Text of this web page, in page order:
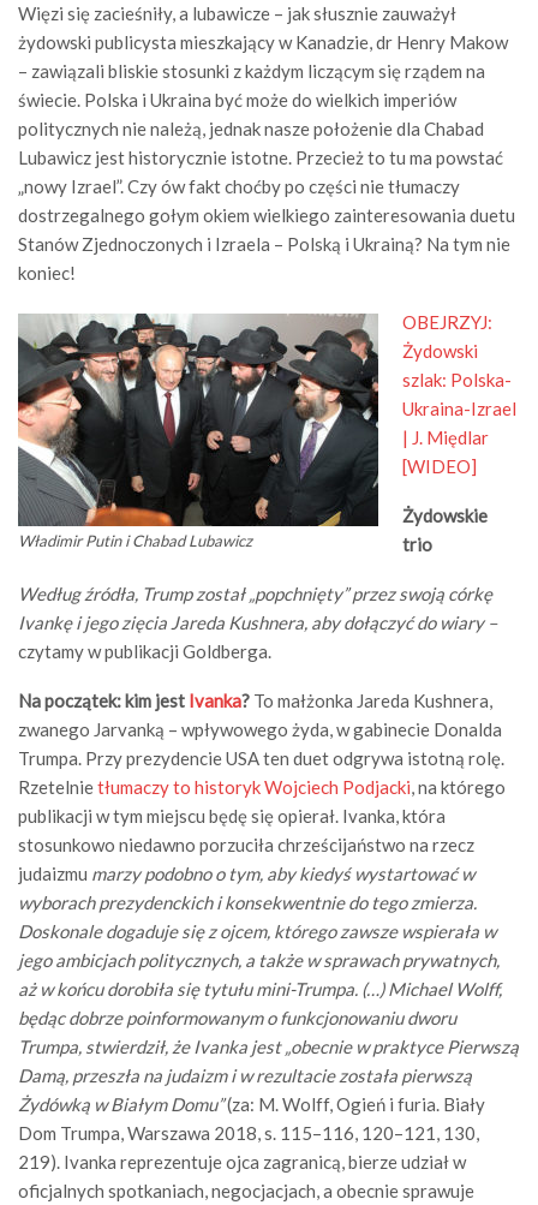
Więzi się zacieśniły, a lubawicze – jak słusznie zauważył
żydowski publicysta mieszkający w Kanadzie, dr Henry Makow
– zawiązali bliskie stosunki z każdym liczącym się rządem na
świecie. Polska i Ukraina być może do wielkich imperiów
politycznych nie należą, jednak nasze położenie dla Chabad
Lubawicz jest historycznie istotne. Przecież to tu ma powstać
„nowy Izrael”. Czy ów fakt choćby po części nie tłumaczy
dostrzegalnego gołym okiem wielkiego zainteresowania duetu
Stanów Zjednoczonych i Izraela – Polską i Ukrainą? Na tym nie
koniec!
Władimir Putin i Chabad Lubawicz
OBEJRZYJ:
Żydowski
szlak: Polska-
Ukraina-Izrael
| J. Międlar
[WIDEO]
Żydowskie
trio
Według źródła, Trump został „popchnięty” przez swoją córkę
Ivankę i jego zięcia Jareda Kushnera, aby dołączyć do wiary –
czytamy w publikacji Goldberga.
Na początek: kim jest Ivanka? To małżonka Jareda Kushnera,
zwanego Jarvanką – wpływowego żyda, w gabinecie Donalda
Trumpa. Przy prezydencie USA ten duet odgrywa istotną rolę.
Rzetelnietłumaczy to historyk Wojciech Podjacki, na którego
publikacji w tym miejscu będę się opierał. Ivanka, która
stosunkowo niedawno porzuciła chrześcijaństwo na rzecz
judaizmu marzy podobno o tym, aby kiedyś wystartować w
wyborach prezydenckich i konsekwentnie do tego zmierza.
Doskonale dogaduje się z ojcem, którego zawsze wspierała w
jego ambicjach politycznych, a także w sprawach prywatnych,
aż w końcu dorobiła się tytułu mini-Trumpa. (…) Michael Wolff,
będąc dobrze poinformowanym o funkcjonowaniu dworu
Trumpa, stwierdził, że Ivanka jest „obecnie w praktyce Pierwszą
Damą, przeszła na judaizm i w rezultacie została pierwszą
Żydówką w Białym Domu”(za: M. Wolff, Ogień i furia. Biały
Dom Trumpa, Warszawa 2018, s. 115–116, 120–121, 130,
219). Ivanka reprezentuje ojca zagranicą, bierze udział w
oficjalnych spotkaniach, negocjacjach, a obecnie sprawuje